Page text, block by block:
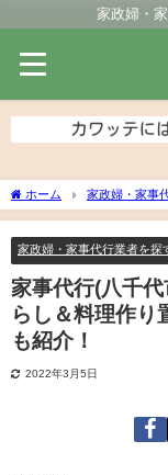
家政婦・
ホーム 家政婦・家事
選！一人暮らし＆料理作り
家政婦・家事代行業者を探
家事代行(八千
らし＆料理作り
も紹介！
2022年3月5日